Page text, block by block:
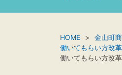
HOME 金山町
働いてもらい方改
働いてもらい方改